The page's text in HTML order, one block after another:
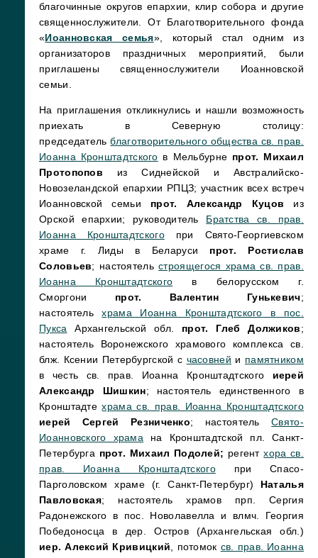
благочинные округов епархии, клир собора и другие
священнослужители. От Благотворительного фонда
«Иоанновская семья», который стал одним из
организаторов праздничных мероприятий, были
приглашены священнослужители Иоанновской
семьи.
На приглашения откликнулись и нашли возможность
приехать в Северную столицу:
председательблаготворительного общества св. прав.
Иоанна Кронштадтского в Мельбурне прот. Михаил
Протопопов из Сиднейской и Австралийско-
Новозеландской епархии РПЦЗ; участник всех встреч
Иоанновской семьи прот. Александр Куцов из
Орской епархии; руководитель Братства св. прав.
Иоанна Кронштадтскогопри Свято-Георгиевском
храме г. Лиды в Беларуси прот. Ростислав
Соловьев; настоятельстроящегося храма св. прав.
Иоанна Кронштадтского в белорусском г.
Сморгони прот. Валентин Гунькевич;
настоятельхрама Иоанна Кронштадтского в пос.
Пукса Архангельской обл. прот. Глеб Должиков;
настоятель Воронежского храмового комплекса св.
блж. Ксении Петербургской с часовней и памятником
в честь св. прав. Иоанна Кронштадтского иерей
Александр Шишкин; настоятель единственного в
Кронштадтехрама св. прав. Иоанна Кронштадтского
иерей Сергей Резниченко; настоятельСвято-
Иоанновского храма на Кронштадтской пл. Санкт-
Петербурга прот. Михаил Подолей; регентхора св.
прав. Иоанна Кронштадтскогопри Спасо-
Парголовском храме (г. Санкт-Петербург) Наталья
Павловская; настоятель храмов прп. Сергия
Радонежского в пос. Новолавелла и влмч. Георгия
Победоносца в дер. Остров (Архангельская обл.)
иер. Алексий Кривицкий, потомок св. прав. Иоанна